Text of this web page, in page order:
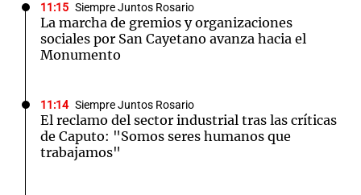
11:15 Siempre Juntos Rosario
La marcha de gremios y organizaciones
sociales por San Cayetano avanza hacia el
Monumento
11:14 Siempre Juntos Rosario
El reclamo del sector industrial tras las críticas
de Caputo: "Somos seres humanos que
trabajamos"